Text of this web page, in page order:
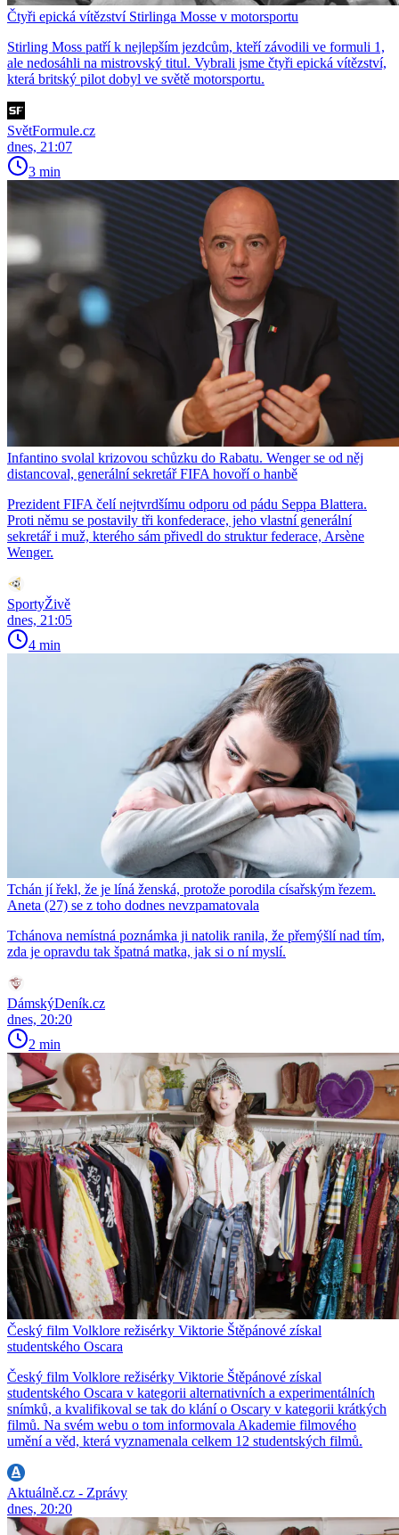
Čtyři epická vítězství Stirlinga Mosse v motorsportu
Stirling Moss patří k nejlepším jezdcům, kteří závodili ve formuli 1,
ale nedosáhli na mistrovský titul. Vybrali jsme čtyři epická vítězství,
která britský pilot dobyl ve světě motorsportu.
SvětFormule.cz
dnes, 21:07
3 min
Infantino svolal krizovou schůzku do Rabatu. Wenger se od něj
distancoval, generální sekretář FIFA hovoří o hanbě
Prezident FIFA čelí nejtvrdšímu odporu od pádu Seppa Blattera.
Proti němu se postavily tři konfederace, jeho vlastní generální
sekretář i muž, kterého sám přivedl do struktur federace, Arsène
Wenger.
SportyŽivě
dnes, 21:05
4 min
Tchán jí řekl, že je líná ženská, protože porodila císařským řezem.
Aneta (27) se z toho dodnes nevzpamatovala
Tchánova nemístná poznámka ji natolik ranila, že přemýšlí nad tím,
zda je opravdu tak špatná matka, jak si o ní myslí.
DámskýDeník.cz
dnes, 20:20
2 min
Český film Volklore režisérky Viktorie Štěpánové získal
studentského Oscara
Český film Volklore režisérky Viktorie Štěpánové získal
studentského Oscara v kategorii alternativních a experimentálních
snímků, a kvalifikoval se tak do klání o Oscary v kategorii krátkých
filmů. Na svém webu o tom informovala Akademie filmového
umění a věd, která vyznamenala celkem 12 studentských filmů.
Aktuálně.cz - Zprávy
dnes, 20:20